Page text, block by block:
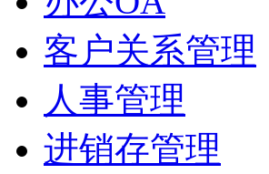
客户关系管理
人事管理
进销存管理